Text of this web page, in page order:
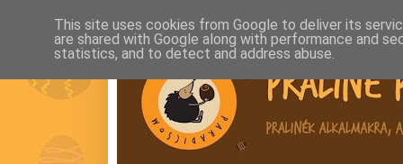
This site uses cookies from Google to deliver its
are shared with Google along with performance and
statistics, and to detect and address abuse.